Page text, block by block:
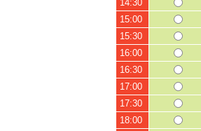
14:30
15:00
15:30
16:00
16:30
17:00
17:30
18:00